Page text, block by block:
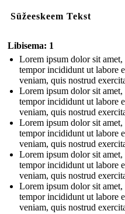
Süžeeskeem Tekst
Libisema: 1
Lorem ipsum dolor sit
tempor incididunt ut labore
veniam, quis nostrud
Lorem ipsum dolor sit
tempor incididunt ut labore
veniam, quis nostrud
Lorem ipsum dolor sit
tempor incididunt ut labore
veniam, quis nostrud
Lorem ipsum dolor sit
tempor incididunt ut labore
veniam, quis nostrud
Lorem ipsum dolor sit
tempor incididunt ut labore
veniam, quis nostrud